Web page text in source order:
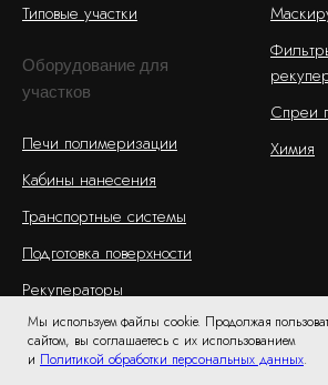
Типовые участки
Оборудование для
участков
Печи полимеризации
Кабины нанесения
Транспортные системы
Подготовка поверхности
Рекуператоры
Спреи
Химия
Мы используем файлы cookie. Продолжая
сайтом, вы соглашаетесь с их использованием
и Политикой обработки персональных данных.